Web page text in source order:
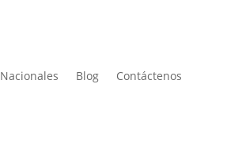
Nacionales Blog Contáctenos